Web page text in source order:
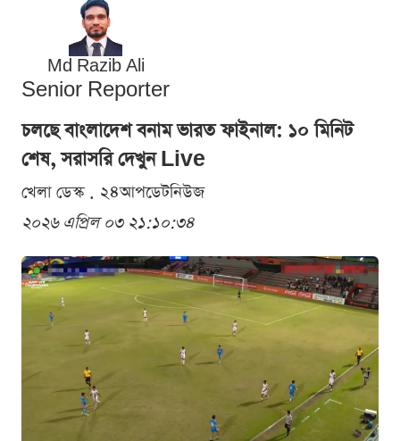
Md Razib Ali
Senior Reporter
চলছে বাংলাদেশ বনাম ভারত ফাইনাল: ১০ মিনিট
শেষ, সরাসরি দেখুন Live
খেলা ডেস্ক . ২৪আপডেটনিউজ
২০২৬ এপ্রিল ০৩ ২১:১০:৩৪